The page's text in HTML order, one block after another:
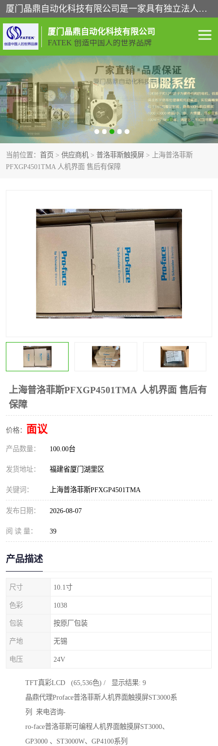
厦门晶鼎自动化科技有限公司是一家具有独立法人资格的高新技术企业；代理销售的产品有台湾威纶触摸屏，魏德米勒全系列，永宏触摸屏,威纶触摸屏,台湾威纶weinview触摸屏,台湾永宏PLC，FATEK,永宏伺服,图儿克总线，施耐德，欧姆龙，西门子，富士变频，K&N蓝系列， BUSSMANN，松下变频器，丹佛斯变频器等。
厦门晶鼎自动化科技有限公司
FATEK 创造中国人的世界品牌
当前位置： 首页 > 供应商机 > 普洛菲斯触摸屏 > 上海普洛菲斯
PFXGP4501TMA 人机界面 售后有保障
上海普洛菲斯PFXGP4501TMA 人机界面 售后有
保障
价格： 面议
产品数量： 100.00台
发货地址： 福建省厦门湖里区
关键词： 上海普洛菲斯PFXGP4501TMA
发布日期： 2026-08-07
阅 读 量： 39
产品描述
尺寸 10.1寸
色彩 1038
包装 按原厂包装
产地 无锡
电压 24V
TFT真彩LCD (65,536色) / 显示结果: 9
晶鼎代理Proface普洛菲斯人机界面触摸屏ST3000系
列 来电咨询-
ro-face普洛菲斯可编程人机界面触摸屏ST3000、
GP3000 、ST3000W、GP4100系列
闽台永宏PLC WEINVIEW闽台威纶触摸
屏
正弦变频器正弦伺服 魏德米勒接线端子
ABB电流开关 魏德米勒电源
丹佛斯变频器 MOXA通讯模块
安士能开关
普洛菲斯触摸屏